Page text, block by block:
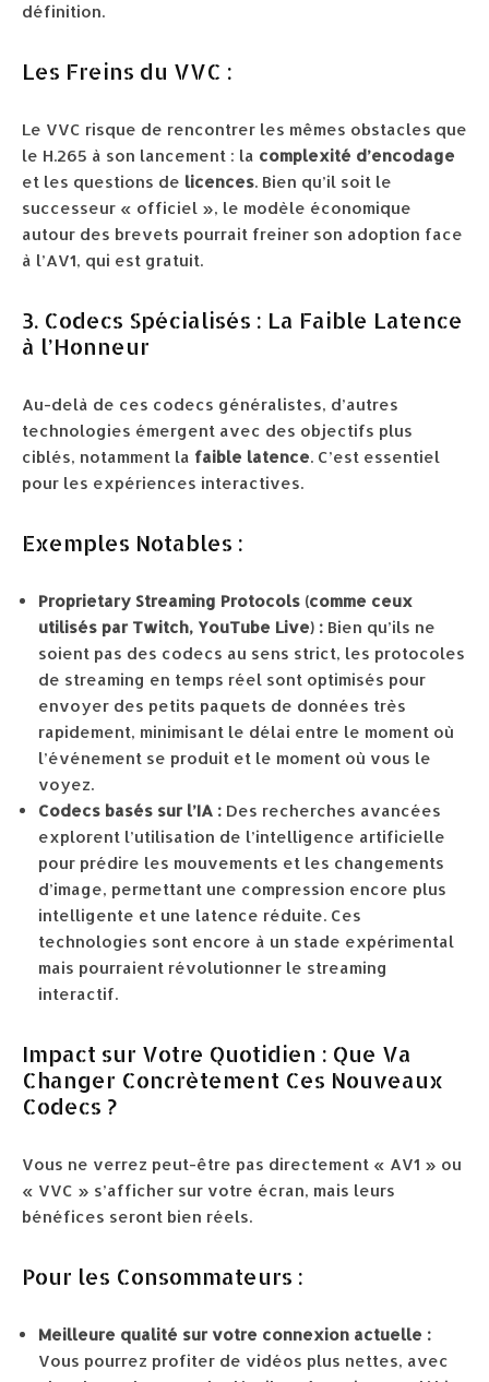
définition.
Les Freins du VVC :
Le VVC risque de rencontrer les mêmes obstacles que
le H.265 à son lancement : la complexité d’encodage
et les questions de licences. Bien qu’il soit le
successeur « officiel », le modèle économique
autour des brevets pourrait freiner son adoption face
à l’AV1, qui est gratuit.
3. Codecs Spécialisés : La Faible Latence
à l’Honneur
Au-delà de ces codecs généralistes, d’autres
technologies émergent avec des objectifs plus
ciblés, notamment la faible latence. C’est essentiel
pour les expériences interactives.
Exemples Notables :
Proprietary Streaming Protocols (comme ceux
utilisés par Twitch, YouTube Live) : Bien qu’ils ne
soient pas des codecs au sens strict, les protocoles
de streaming en temps réel sont optimisés pour
envoyer des petits paquets de données très
rapidement, minimisant le délai entre le moment où
l’événement se produit et le moment où vous le
voyez.
Codecs basés sur l’IA : Des recherches avancées
explorent l’utilisation de l’intelligence artificielle
pour prédire les mouvements et les changements
d’image, permettant une compression encore plus
intelligente et une latence réduite. Ces
technologies sont encore à un stade expérimental
mais pourraient révolutionner le streaming
interactif.
Impact sur Votre Quotidien : Que Va
Changer Concrètement Ces Nouveaux
Codecs ?
Vous ne verrez peut-être pas directement « AV1 » ou
« VVC » s’afficher sur votre écran, mais leurs
bénéfices seront bien réels.
Pour les Consommateurs :
Meilleure qualité sur votre connexion actuelle :
Vous pourrez profiter de vidéos plus nettes, avec